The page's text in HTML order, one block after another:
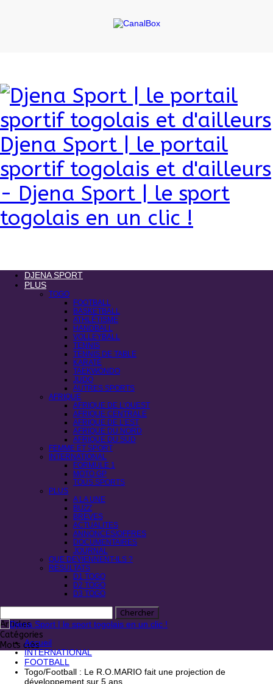
Djena Sport | le portail
sportif togolais et d'ailleurs
- Djena Sport | le sport
togolais en un clic !
DJENA SPORT
PLUS
TOGO
FOOTBALL
BASKETBALL
ATHLÉTISME
HANDBALL
VOLLEYBALL
TENNIS
TENNIS DE TABLE
KARATÉ
TAEKWONDO
JUDO
AUTRES SPORTS
AFRIQUE
AFRIQUE DE L’OUEST
AFRIQUE CENTRALE
AFRIQUE DE L’EST
AFRIQUE DU NORD
AFRIQUE DU SUD
FEMME ET SPORT
INTERNATIONAL
FORMULE 1
MOTO GP
TOUS SPORTS
PLUS
A LA UNE
BUZZ
BREVES
ACTUALITES
ANNONCES/OFFRES
DOCUMENTAIRES
JOURNAL
QUE DEVIENNENT-ILS ?
RESULTATS
D1 TOGO
D2 TOGO
D3 TOGO
Articles
Catégories
Mots clés
Accueil
INTERNATIONAL
FOOTBALL
Togo/Football : Le R.O.MARIO fait une projection de
développement sur 5 ans